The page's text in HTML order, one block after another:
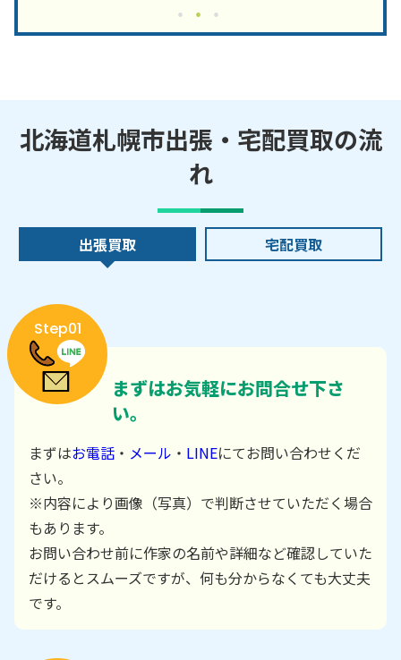
北海道札幌市出張・宅配買取の流
れ
出張買取 宅配買取
Step01
まずはお気軽にお問合せ下さ
い。
まずはお電話 ・ メール ・ LINEにてお問い合わせくだ
さい。
※内容により画像（写真）で判断させていただく場合
もあります。
お問い合わせ前に作家の名前や詳細など確認していた
だけるとスムーズですが、何も分からなくても大丈夫
です。